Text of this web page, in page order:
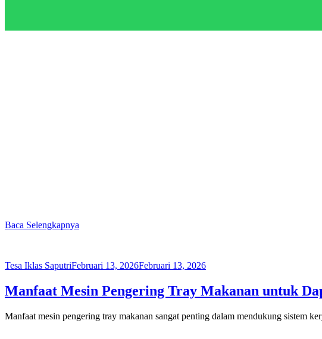
Baca Selengkapnya
Tesa Iklas SaputriFebruari 13, 2026Februari 13, 2026
Manfaat Mesin Pengering Tray Makanan untuk
Manfaat mesin pengering tray makanan sangat penting dalam mendukung sistem